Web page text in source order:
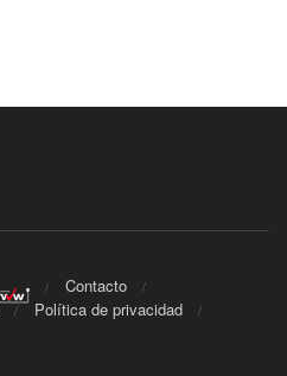
Contacto
Política de privacidad